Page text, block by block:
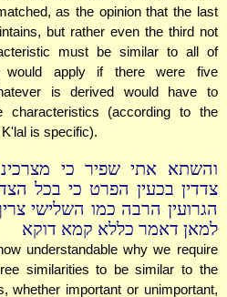
as the opinion that the last
but rather even the third not
must be similar to all of
would apply if there were five
is derived would have to
characteristics (according to the
is specific).
והשתא אתי שפיר כי
צדדין בכעין הפרט כי בכל
הגרועין הרבה כמו השלישי
למאן דאמר כללא קמא דוקא
understandable why we require
similarities to be similar to the
whether important or unimportant,